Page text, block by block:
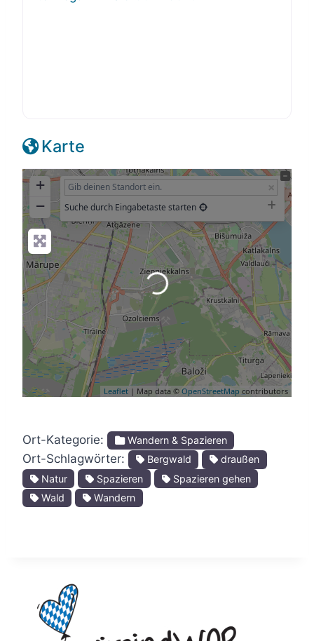
Karte
+
−
Suche durch Eingabetaste starten
Leaflet | Map data © OpenStreetMap contributors
Wird geladen …
Ort-Kategorie: Wandern & Spazieren
Ort-Schlagwörter: Bergwald
draußen
Natur
Spazieren
Spazieren gehen
Wald
Wandern